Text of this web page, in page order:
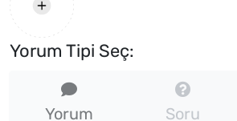
Yorum Tipi Seç:
Yorum Soru